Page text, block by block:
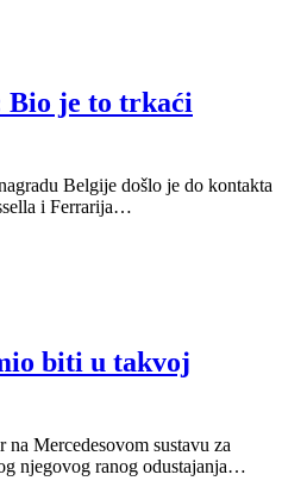
Bio je to trkaći
Belgije došlo je do kontakta
i Ferrarija…
biti u takvoj
na Mercedesovom sustavu za
njegovog ranog odustajanja…